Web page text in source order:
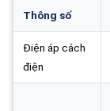
Thông số
Điện áp cách
điện